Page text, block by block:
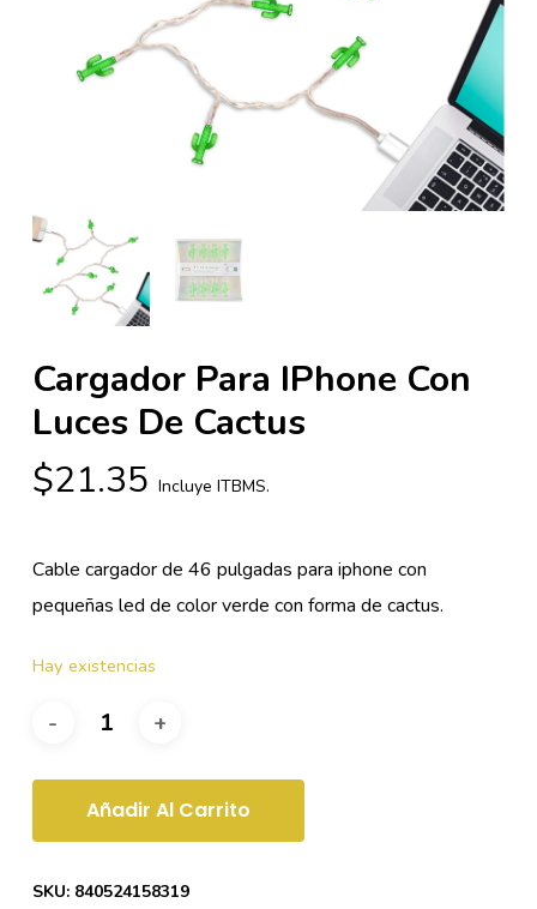
Cargador Para IPhone Con
Luces De Cactus
$21.35 Incluye ITBMS.
Cable cargador de 46 pulgadas para iphone con
pequeñas led de color verde con forma de cactus.
Hay existencias
Añadir Al Carrito
SKU: 840524158319